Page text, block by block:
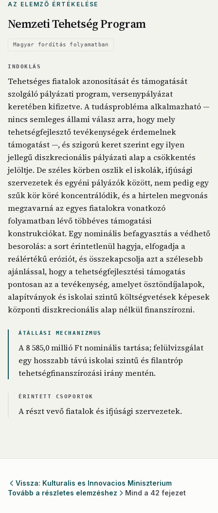
AZ ELEMZŐ ÉRTÉKELÉSE
Nemzeti Tehetség Program
Magyar fordítás folyamatban
INDOKLÁS
Tehetséges fiatalok azonosítását és támogatását
szolgáló pályázati program, versenypályázat
keretében kifizetve. A tudásprobléma alkalmazható —
nincs semleges állami válasz arra, hogy mely
tehetségfejlesztő tevékenységek érdemelnek
támogatást —, és szigorú keret szerint egy ilyen
jellegű diszkrecionális pályázati alap a csökkentés
jelöltje. De széles körben oszlik el iskolák, ifjúsági
szervezetek és egyéni pályázók között, nem pedig egy
szűk kör köré koncentrálódik, és a hirtelen megvonás
megzavarná az egyes fiatalokra vonatkozó
folyamatban lévő többéves támogatási
konstrukciókat. Egy nominális befagyasztás a védhető
besorolás: a sort érintetlenül hagyja, elfogadja a
reálértékű eróziót, és összekapcsolja azt a szélesebb
ajánlással, hogy a tehetségfejlesztési támogatás
pontosan az a tevékenység, amelyet ösztöndíjalapok,
alapítványok és iskolai szintű költségvetések képesek
központi diszkrecionális alap nélkül finanszírozni.
ÁTÁLLÁSI MECHANIZMUS
A 8 585,0 millió Ft nominális tartása; felülvizsgálat
egy hosszabb távú iskolai szintű és filantróp
tehetségfinanszírozási irány mentén.
ÉRINTETT CSOPORTOK
A részt vevő fiatalok és ifjúsági szervezetek.
Vissza: Kulturalis es Innovacios Miniszterium
Tovább a részletes elemzéshez
Mind a 42 fejezet